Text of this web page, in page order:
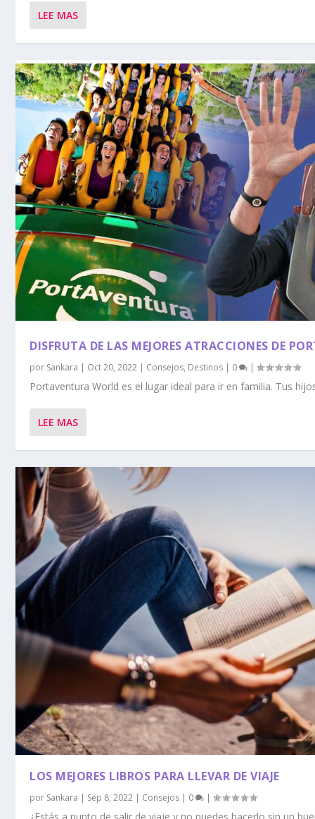
LEE MAS
DISFRUTA DE LAS MEJORES ATRACCIONES DE
por Sankara | Oct 20, 2022 | Consejos, Destinos | 0 |
Portaventura World es el lugar ideal para ir en familia. Tus
LEE MAS
LOS MEJORES LIBROS PARA LLEVAR DE VIAJE
por Sankara | Sep 8, 2022 | Consejos | 0 |
¿Estás a punto de salir de viaje y no puedes hacerlo sin un